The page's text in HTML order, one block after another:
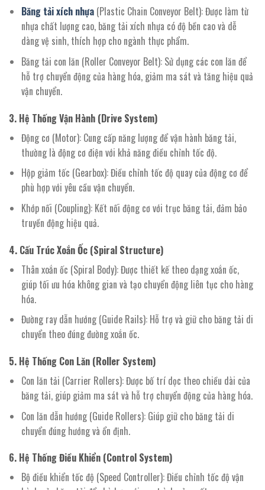
Băng tải xích nhựa(Plastic Chain Conveyor Belt): Được làm từ
nhựa chất lượng cao, băng tải xích nhựa có độ bền cao và dễ
dàng vệ sinh, thích hợp cho ngành thực phẩm.
Băng tải con lăn (Roller Conveyor Belt): Sử dụng các con lăn để
hỗ trợ chuyển động của hàng hóa, giảm ma sát và tăng hiệu quả
vận chuyển.
3. Hệ Thống Vận Hành (Drive System)
Động cơ (Motor): Cung cấp năng lượng để vận hành băng tải,
thường là động cơ điện với khả năng điều chỉnh tốc độ.
Hộp giảm tốc (Gearbox): Điều chỉnh tốc độ quay của động cơ để
phù hợp với yêu cầu vận chuyển.
Khớp nối (Coupling): Kết nối động cơ với trục băng tải, đảm bảo
truyền động hiệu quả.
4. Cấu Trúc Xoắn Ốc (Spiral Structure)
Thân xoắn ốc (Spiral Body): Được thiết kế theo dạng xoắn ốc,
giúp tối ưu hóa không gian và tạo chuyển động liên tục cho hàng
hóa.
Đường ray dẫn hướng (Guide Rails): Hỗ trợ và giữ cho băng tải di
chuyển theo đúng đường xoắn ốc.
5. Hệ Thống Con Lăn (Roller System)
Con lăn tải (Carrier Rollers): Được bố trí dọc theo chiều dài của
băng tải, giúp giảm ma sát và hỗ trợ chuyển động của hàng hóa.
Con lăn dẫn hướng (Guide Rollers): Giúp giữ cho băng tải di
chuyển đúng hướng và ổn định.
6. Hệ Thống Điều Khiển (Control System)
Bộ điều khiển tốc độ (Speed Controller): Điều chỉnh tốc độ vận